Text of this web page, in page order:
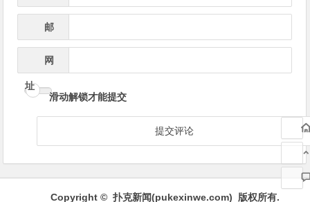
邮
网
址
滑动解锁才能提交
Copyright © 扑克新闻(pukexinwe.com) 版权所有.